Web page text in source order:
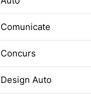
Comunicate
Concurs
Design Auto